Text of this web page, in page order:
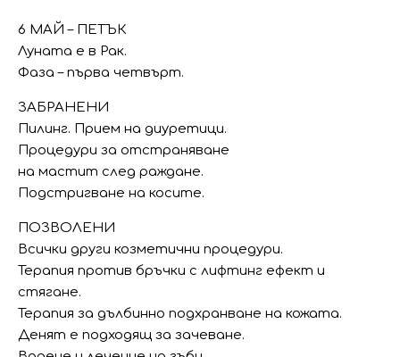
6 МАЙ – ПЕТЪК
Луната е в Рак.
Фаза – първа четвърт.
ЗАБРАНЕНИ
Пилинг. Прием на диуретици.
Процедури за отстраняване
на мастит след раждане.
Подстригване на косите.
ПОЗВОЛЕНИ
Всички други козметични процедури.
Терапия против бръчки с лифтинг ефект и
стягане.
Терапия за дълбинно подхранване на кожата.
Денят е подходящ за зачеване.